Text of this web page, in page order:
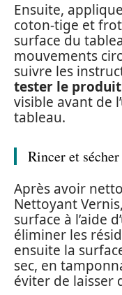
Ensuite,
coton-tige et
surface du
mouvements
suivre les
tester le produit
visible avant de
tableau.
Rincer et sécher
Après avoir
Nettoyant
surface à l’aide
éliminer les
ensuite la
sec, en
éviter de laisser